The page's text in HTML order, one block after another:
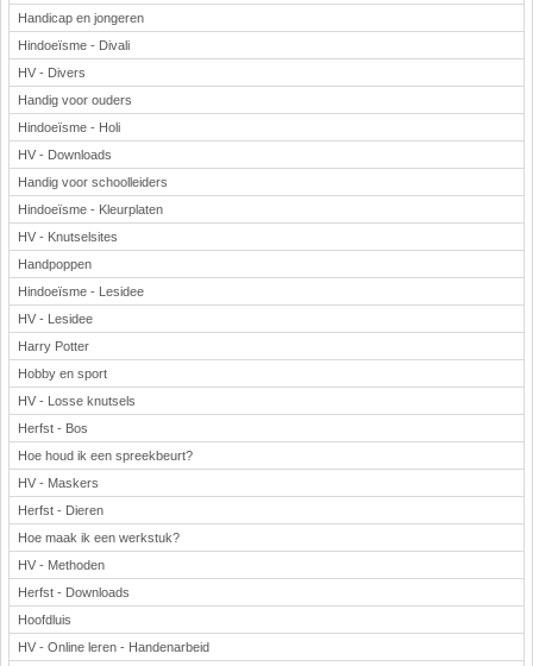
Handicap en jongeren
Hindoeïsme - Divali
HV - Divers
Handig voor ouders
Hindoeïsme - Holi
HV - Downloads
Handig voor schoolleiders
Hindoeïsme - Kleurplaten
HV - Knutselsites
Handpoppen
Hindoeïsme - Lesidee
HV - Lesidee
Harry Potter
Hobby en sport
HV - Losse knutsels
Herfst - Bos
Hoe houd ik een spreekbeurt?
HV - Maskers
Herfst - Dieren
Hoe maak ik een werkstuk?
HV - Methoden
Herfst - Downloads
Hoofdluis
HV - Online leren - Handenarbeid